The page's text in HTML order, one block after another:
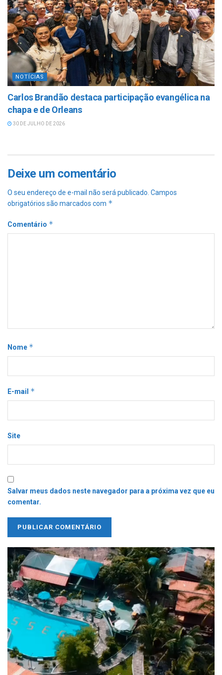
NOTÍCIAS
Carlos Brandão destaca participação evangélica na
chapa e de Orleans
30 DE JULHO DE 2026
Deixe um comentário
O seu endereço de e-mail não será publicado. Campos
obrigatórios são marcados com *
Comentário *
Nome *
E-mail *
Site
Salvar meus dados neste navegador para a próxima vez que eu
comentar.
Tocador
de
vídeo